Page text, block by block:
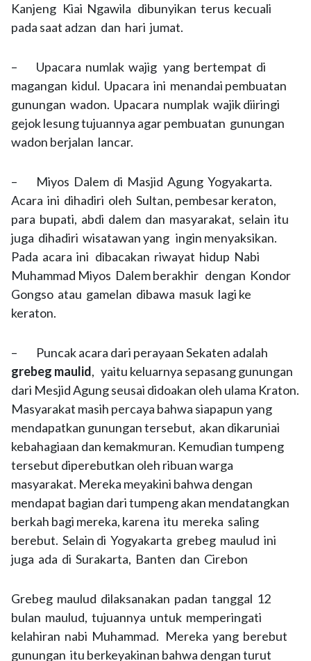
Kanjeng Kiai Ngawila dibunyikan terus kecuali
pada saat adzan dan hari jumat.
– Upacara numlak wajig yang bertempat di
magangan kidul. Upacara ini menandai pembuatan
gunungan wadon. Upacara numplak wajik diiringi
gejok lesung tujuannya agar pembuatan gunungan
wadon berjalan lancar.
– Miyos Dalem di Masjid Agung Yogyakarta.
Acara ini dihadiri oleh Sultan, pembesar keraton,
para bupati, abdi dalem dan masyarakat, selain itu
juga dihadiri wisatawan yang ingin menyaksikan.
Pada acara ini dibacakan riwayat hidup Nabi
Muhammad Miyos Dalem berakhir dengan Kondor
Gongso atau gamelan dibawa masuk lagi ke
keraton.
– Puncak acara dari perayaan Sekaten adalah
grebeg maulid, yaitu keluarnya sepasang gunungan
dari Mesjid Agung seusai didoakan oleh ulama Kraton.
Masyarakat masih percaya bahwa siapapun yang
mendapatkan gunungan tersebut, akan dikaruniai
kebahagiaan dan kemakmuran. Kemudian tumpeng
tersebut diperebutkan oleh ribuan warga
masyarakat. Mereka meyakini bahwa dengan
mendapat bagian dari tumpeng akan mendatangkan
berkah bagi mereka, karena itu mereka saling
berebut. Selain di Yogyakarta grebeg maulud ini
juga ada di Surakarta, Banten dan Cirebon
Grebeg maulud dilaksanakan padan tanggal 12
bulan maulud, tujuannya untuk memperingati
kelahiran nabi Muhammad. Mereka yang berebut
gunungan itu berkeyakinan bahwa dengan turut